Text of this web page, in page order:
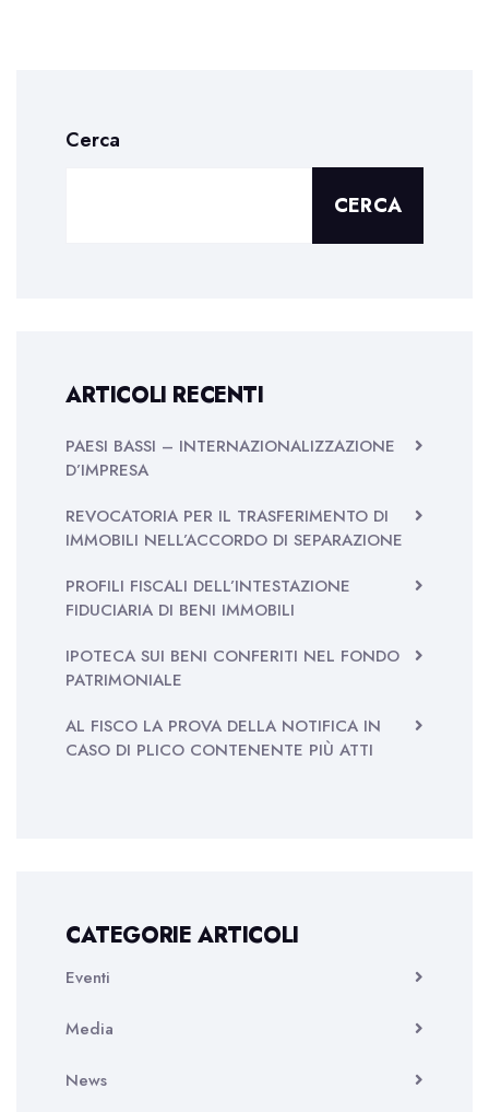
Cerca
CERCA
ARTICOLI RECENTI
PAESI BASSI – INTERNAZIONALIZZAZIONE
D’IMPRESA
REVOCATORIA PER IL TRASFERIMENTO DI
IMMOBILI NELL’ACCORDO DI SEPARAZIONE
PROFILI FISCALI DELL’INTESTAZIONE
FIDUCIARIA DI BENI IMMOBILI
IPOTECA SUI BENI CONFERITI NEL FONDO
PATRIMONIALE
AL FISCO LA PROVA DELLA NOTIFICA IN
CASO DI PLICO CONTENENTE PIÙ ATTI
CATEGORIE ARTICOLI
Eventi
Media
News